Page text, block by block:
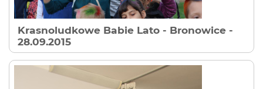
Krasnoludkowe Babie Lato - Bronowice -
28.09.2015